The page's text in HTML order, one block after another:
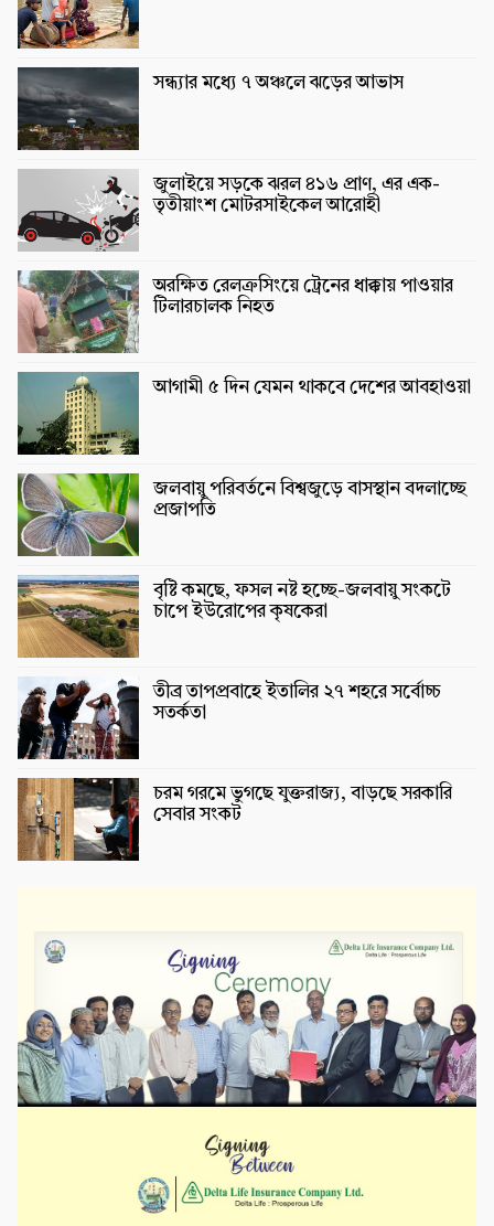
সন্ধ্যার মধ্যে ৭ অঞ্চলে ঝড়ের আভাস
জুলাইয়ে সড়কে ঝরল ৪১৬ প্রাণ, এর এক-
তৃতীয়াংশ মোটরসাইকেল আরোহী
অরক্ষিত রেলক্রসিংয়ে ট্রেনের ধাক্কায় পাওয়ার
টিলারচালক নিহত
আগামী ৫ দিন যেমন থাকবে দেশের আবহাওয়া
জলবায়ু পরিবর্তনে বিশ্বজুড়ে বাসস্থান বদলাচ্ছে
প্রজাপতি
বৃষ্টি কমছে, ফসল নষ্ট হচ্ছে-জলবায়ু সংকটে
চাপে ইউরোপের কৃষকেরা
তীব্র তাপপ্রবাহে ইতালির ২৭ শহরে সর্বোচ্চ
সতর্কতা
চরম গরমে ভুগছে যুক্তরাজ্য, বাড়ছে সরকারি
সেবার সংকট